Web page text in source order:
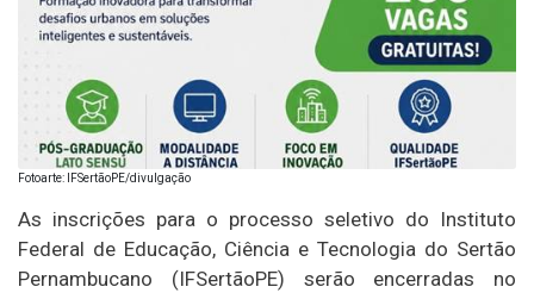
Fotoarte: IFSertãoPE/divulgação
As inscrições para o processo seletivo do Instituto
Federal de Educação, Ciência e Tecnologia do Sertão
Pernambucano (IFSertãoPE) serão encerradas no